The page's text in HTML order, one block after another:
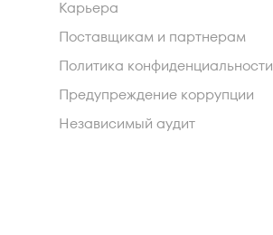
Карьера
Поставщикам и партнерам
Политика конфиденциальности
Предупреждение коррупции
Независимый аудит